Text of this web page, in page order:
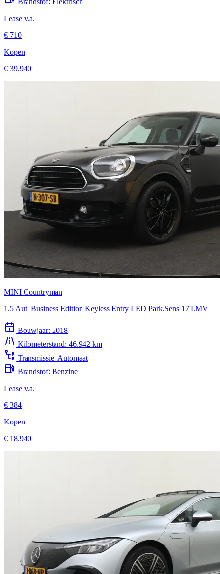
Lease v.a.
€ 710
Kopen
€ 39.940
MINI Countryman
1.5 Aut. Business Edition Keyless Entry LED Park.Sens 17'LMV
Kilometerstand:
Transmissie:Automaat
Brandstof: Benzine
Lease v.a.
€ 384
Kopen
€ 18.940